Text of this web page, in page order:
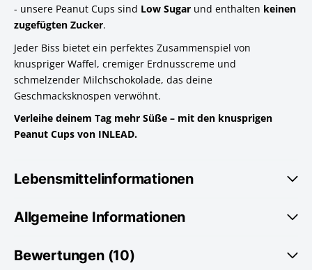
- unsere Peanut Cups sind Low Sugar und enthalten keinen
zugefügten Zucker.
Jeder Biss bietet ein perfektes Zusammenspiel von
knuspriger Waffel, cremiger Erdnusscreme und
schmelzender Milchschokolade, das deine
Geschmacksknospen verwöhnt.
Verleihe deinem Tag mehr Süße – mit den knusprigen
Peanut Cups von INLEAD.
Lebensmittelinformationen
Allgemeine Informationen
Bewertungen (10)